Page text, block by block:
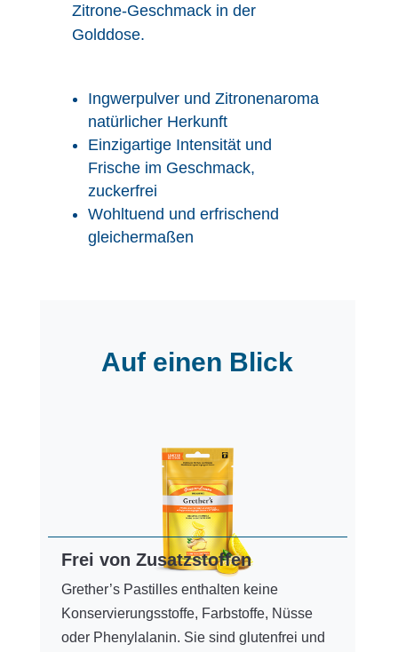
Zitrone-Geschmack in der
Golddose.
Ingwerpulver und Zitronenaroma
natürlicher Herkunft
Einzigartige Intensität und
Frische im Geschmack,
zuckerfrei
Wohltuend und erfrischend
gleichermaßen
Auf einen Blick
Frei von Zusatzstoffen
Grether’s Pastilles enthalten keine
Konservierungsstoffe, Farbstoffe, Nüsse
oder Phenylalanin. Sie sind glutenfrei und